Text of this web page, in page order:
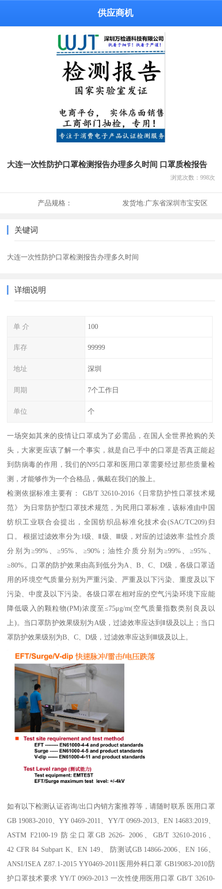
供应商机
大连一次性防护口罩检测报告办理多久时间 口罩质检报告
浏览次数： 998次
产品规格： 发货地:广东省深圳市宝安区
关键词
大连一次性防护口罩检测报告办理多久时间
详细说明
单 介 100
库存 99999
地址 深圳
周期 7个工作日
单位 个
一场突如其来的疫情让口罩成为了必需品，在国人全世界抢购的关
头，大家更应该了解一个事实，就是自己手中的口罩是否真正能起
到防病毒的作用，我们的N95口罩和医用口罩需要经过那些质量检
测，才能够作为一个合格品，佩戴在我们的脸上。
检测依据标准主要有： GB/T 32610-2016《日常防护性口罩技术规
范》 为日常防护型口罩技术规范，为民用口罩标准，该标准由中国
纺织工业联合会提出，全国纺织品标准化技术会(SAC/TC209)归
口。 根据过滤效率分为:Ⅰ级、Ⅱ级、Ⅲ级，对应的过滤效率:盐性介质
分别为≥99%、≥95%、≥90%；油性介质分别为≥99%、≥95%、
≥80%。口罩的防护效果由高到低分为A、B、C、D级，各级口罩适
用的环境空气质量分别为严重污染、严重及以下污染、重度及以下
污染、中度及以下污染。各级口罩在相对应的空气污染环境下应能
降低吸入的颗粒物(PM)浓度至≤75μg/m(空气质量指数类别良及以
上)。当口罩防护效果级别为A级，过滤效率应达到Ⅱ级及以上；当口
罩防护效果级别为B、C、D级，过滤效率应达到Ⅲ级及以上。
如有以下检测认证咨询/出口内销方案推荐等，请随时联系 医用口罩
GB 19083-2010、YY 0469-2011、YY/T 0969-2013、EN 14683:2019、
ASTM F2100-19 防尘口罩GB 2626- 2006、GB/T 32610-2016、
42 CFR 84 Subpart K、EN 149、 防测试GB 14866-2006、EN 166、
ANSI/ISEA Z87.1-2015 YY0469-2011医用外科口罩 GB19083-2010防
护口罩技术要求 YY/T 0969-2013 一次性使用医用口罩 GB/T 32610-